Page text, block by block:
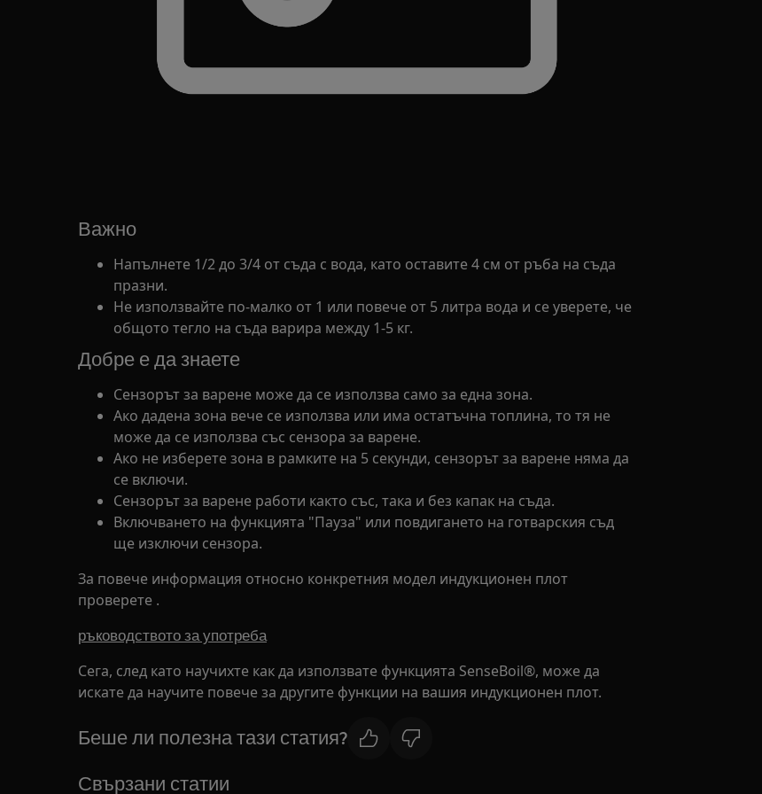
Важно
Напълнете 1/2 до 3/4 от съда с вода, като оставите 4 см от ръба на съда
празни.
Не използвайте по-малко от 1 или повече от 5 литра вода и се уверете, че
общото тегло на съда варира между 1-5 кг.
Добре е да знаете
Сензорът за варене може да се използва само за една зона.
Ако дадена зона вече се използва или има остатъчна топлина, то тя не
може да се използва със сензора за варене.
Ако не изберете зона в рамките на 5 секунди, сензорът за варене няма да
се включи.
Сензорът за варене работи както със, така и без капак на съда.
Включването на функцията "Пауза" или повдигането на готварския съд
ще изключи сензора.
За повече информация относно конкретния модел индукционен плот
проверете .
ръководството за употреба
Сега, след като научихте как да използвате функцията SenseBoil®, може да
искате да научите повече за другите функции на вашия индукционен плот.
Беше ли полезна тази статия?
Свързани статии